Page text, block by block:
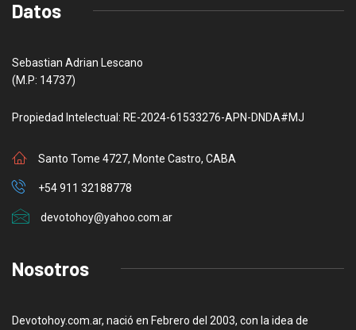
Datos
Sebastian Adrian Lescano
(M.P: 14737)
Propiedad Intelectual: RE-2024-61533276-APN-DNDA#MJ
Santo Tome 4727, Monte Castro, CABA
+54 911 32188778
devotohoy@yahoo.com.ar
Nosotros
Devotohoy.com.ar, nació en Febrero del 2003, con la idea de